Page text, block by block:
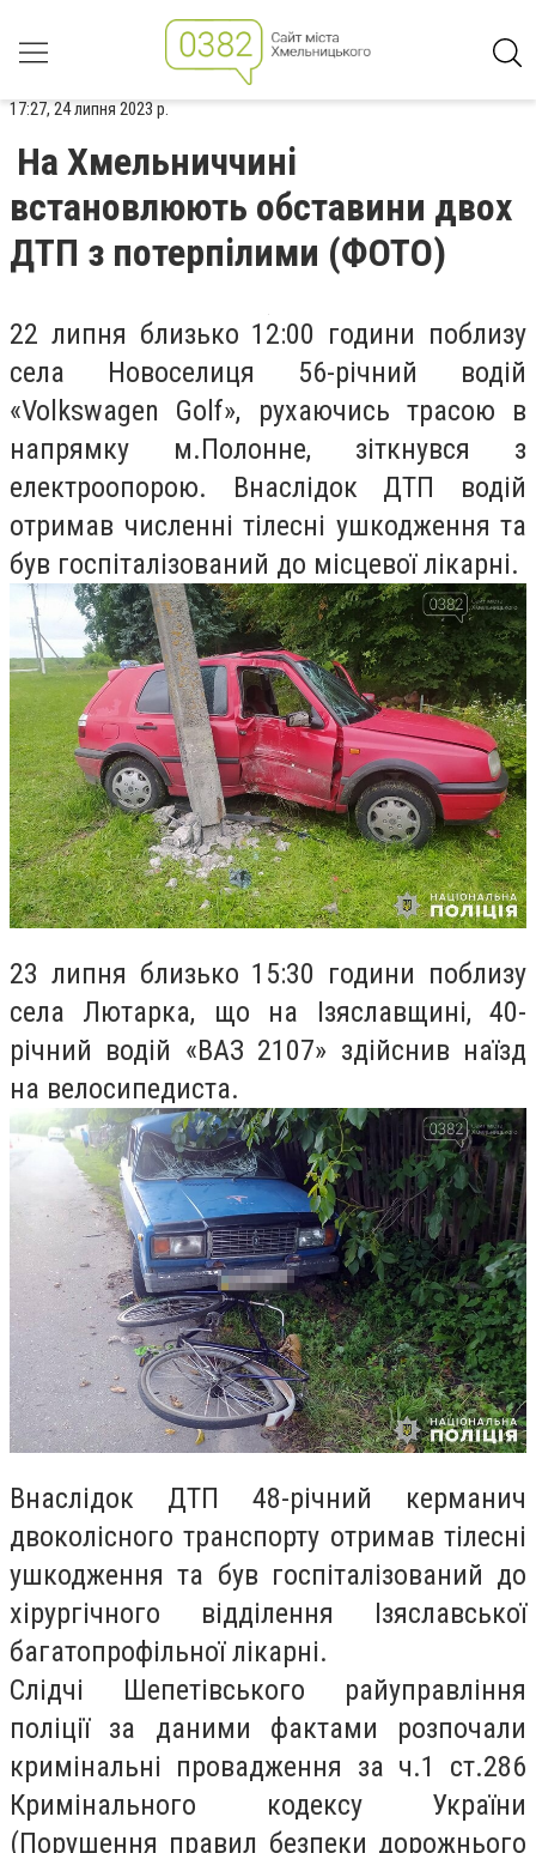
17:27, 24 липня 2023 р.
На Хмельниччині
встановлюють обставини двох
ДТП з потерпілими (ФОТО)
22 липня близько 12:00 години поблизу
села Новоселиця 56-річний водій
«Volkswagen Golf», рухаючись трасою в
напрямку м.Полонне, зіткнувся з
електроопорою. Внаслідок ДТП водій
отримав численні тілесні ушкодження та
був госпіталізований до місцевої лікарні.
23 липня близько 15:30 години поблизу
села Лютарка, що на Ізяславщині, 40-
річний водій «ВАЗ 2107» здійснив наїзд
на велосипедиста.
Внаслідок ДТП 48-річний керманич
двоколісного транспорту отримав тілесні
ушкодження та був госпіталізований до
хірургічного відділення Ізяславської
багатопрофільної лікарні.
Слідчі Шепетівського райуправління
поліції за даними фактами розпочали
кримінальні провадження за ч.1 ст.286
Кримінального кодексу України
(Порушення правил безпеки дорожнього